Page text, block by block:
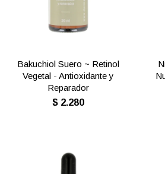
Bakuchiol Suero ~ Retinol
Vegetal - Antioxidante y
Reparador
$ 2.280